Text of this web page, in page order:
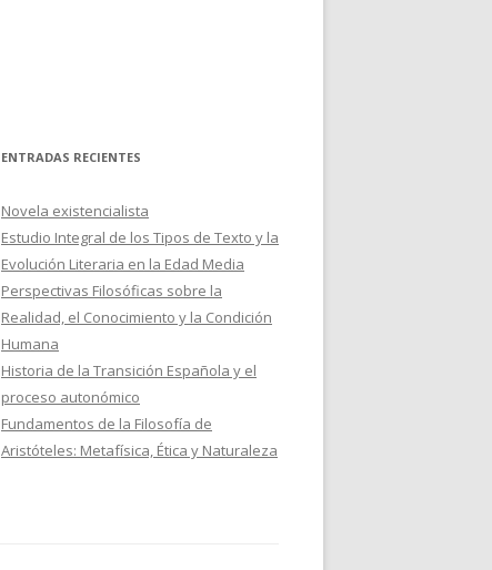
ENTRADAS RECIENTES
Novela existencialista
Estudio Integral de los Tipos de Texto y la
Evolución Literaria en la Edad Media
Perspectivas Filosóficas sobre la
Realidad, el Conocimiento y la Condición
Humana
Historia de la Transición Española y el
proceso autonómico
Fundamentos de la Filosofía de
Aristóteles: Metafísica, Ética y Naturaleza